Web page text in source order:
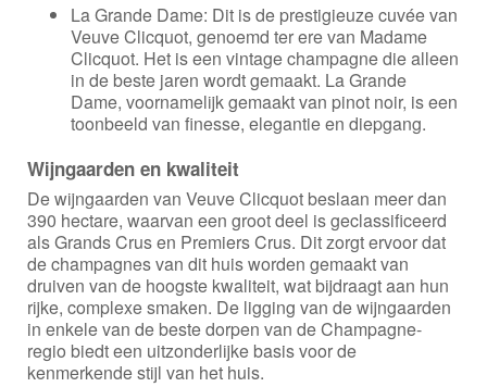
La Grande Dame: Dit is de prestigieuze cuvée van
Veuve Clicquot, genoemd ter ere van Madame
Clicquot. Het is een vintage champagne die alleen
in de beste jaren wordt gemaakt. La Grande
Dame, voornamelijk gemaakt van pinot noir, is een
toonbeeld van finesse, elegantie en diepgang.
Wijngaarden en kwaliteit
De wijngaarden van Veuve Clicquot beslaan meer dan
390 hectare, waarvan een groot deel is geclassificeerd
als Grands Crus en Premiers Crus. Dit zorgt ervoor dat
de champagnes van dit huis worden gemaakt van
druiven van de hoogste kwaliteit, wat bijdraagt aan hun
rijke, complexe smaken. De ligging van de wijngaarden
in enkele van de beste dorpen van de Champagne-
regio biedt een uitzonderlijke basis voor de
kenmerkende stijl van het huis.